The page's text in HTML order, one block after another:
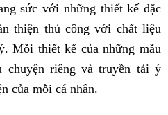
sức với những thiết kế đặc
thiện thủ công với chất liệu
Mỗi thiết kế của những mẫu
chuyện riêng và truyền tải ý
của mỗi cá nhân.